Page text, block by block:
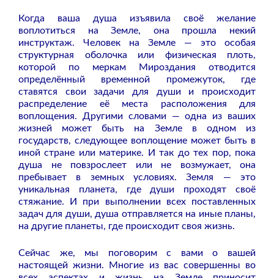
Когда ваша душа изъявила своё желание
воплотиться на Земле, она прошла некий
инструктаж. Человек на Земле — это особая
структурная оболочка или физическая плоть,
которой по меркам Мироздания отводится
определённый временной промежуток, где
ставятся свои задачи для души и происходит
распределение её места расположения для
воплощения. Другими словами — одна из ваших
жизней может быть на Земле в одном из
государств, следующее воплощение может быть в
иной стране или материке. И так до тех пор, пока
душа не повзрослеет или не возмужает, она
пребывает в земных условиях. Земля — это
уникальная планета, где души проходят своё
стяжание. И при выполнении всех поставленных
задач для души, душа отправляется на иные планы,
на другие планеты, где происходит своя жизнь.
Сейчас же, мы поговорим с вами о вашей
настоящей жизни. Многие из вас совершенны во